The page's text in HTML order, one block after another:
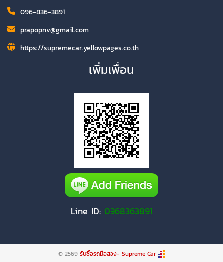
096-836-3891
prapopnv@gmail.com
https://supremecar.yellowpages.co.th
เพิ่มเพื่อน
Line ID: 0968363891
© 2569 รับซื้อรถมือสอง- Supreme Car